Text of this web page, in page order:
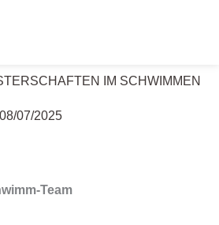
IM SCHWIMMEN
08/07/2025
Team